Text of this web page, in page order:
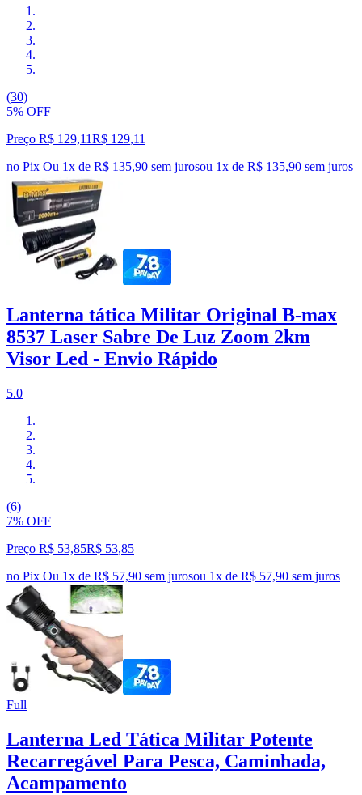
(30)
5% OFF
Preço R$ 129,11R$ 129,11
no Pix Ou 1x de R$ 135,90 sem jurosou 1x de R$ 135,90 sem juros
Lanterna tática Militar Original B-max
8537 Laser Sabre De Luz Zoom 2km
Visor Led - Envio Rápido
5.0
(6)
7% OFF
Preço R$ 53,85R$ 53,85
no Pix Ou 1x de R$ 57,90 sem jurosou 1x de R$ 57,90 sem juros
Full
Lanterna Led Tática Militar Potente
Recarregável Para Pesca, Caminhada,
Acampamento